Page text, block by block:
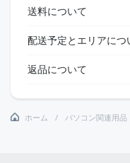
送料について
配送予定とエリアにつ
返品について
ホーム パソコン関連用品